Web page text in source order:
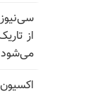
از
می‌شود